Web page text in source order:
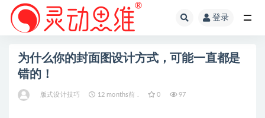
登录
为什么你的封面图设计方式，可能一直都是
错的！
版式设计技巧 12 months前 . 0 97
全部